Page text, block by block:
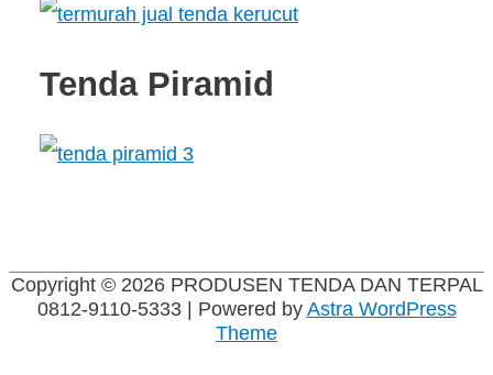
Tenda Piramid
Copyright © 2026 PRODUSEN TENDA DAN TERPAL
0812-9110-5333| Powered byAstra WordPress
Theme